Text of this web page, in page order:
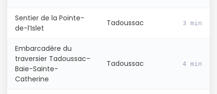
Sentier de la Pointe-
de-l’Islet
Tadoussac 3 min
Embarcadère du
traversier Tadoussac–
Baie-Sainte-
Catherine
Tadoussac 4 min